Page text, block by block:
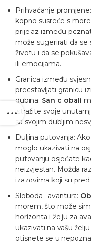
Prihvaćanje promjene:
kopno susreće s
prijelaz između
može sugerirati da
životu i da se
ili emocijama.
Granica između
predstavljati granicu
dubina. San o obali
istražite svoje
sa svojim dubljim
Duljina putovanja: Ako
moglo ukazivati ​​na
putovanju osjećate
neizvjestan. Možda
izazovima koji su pred
Sloboda i avantura:
morem, što može
horizonta i želju za
ukazivati ​​na vašu
otisnete se u